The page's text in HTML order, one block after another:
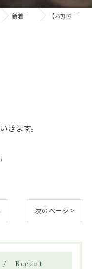
新着情報 【お知らせ】
きます。
次のページ >
Recent